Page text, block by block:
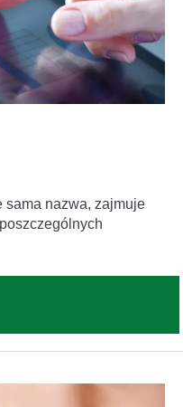
sama nazwa, zajmuje